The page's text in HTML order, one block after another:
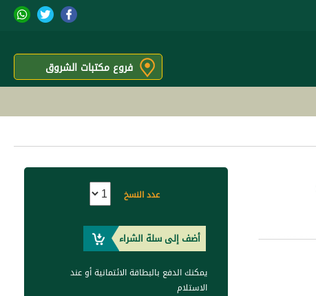
فروع مكتبات الشروق
عدد النسخ
أضف إلى سلة الشراء
يمكنك الدفع بالبطاقة الائتمانية أو عند
الاستلام